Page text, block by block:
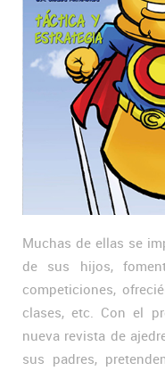
Muchas de ellas se
de sus hijos,
competiciones,
clases, etc. Con el
nueva revista de
sus padres,